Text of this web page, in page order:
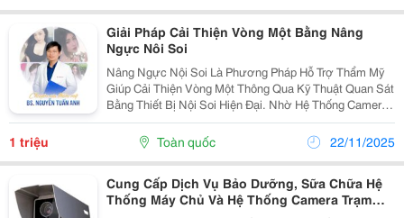
Giải Pháp Cải Thiện Vòng Một Bằng Nâng
Ngực Nôi Soi
Nâng Ngực Nội Soi Là Phương Pháp Hỗ Trợ Thẩm Mỹ
Giúp Cải Thiện Vòng Một Thông Qua Kỹ Thuật Quan Sát
Bằng Thiết Bị Nội Soi Hiện Đại. Nhờ Hệ Thống Camera
Phóng Đại, Bác Sĩ Có Thể Thao Tác Chính Xác, Hạn
Chế Xâm Lấn Và Giảm Tối Đa Cảm Giác Khó Chịu
1 triệu Toàn quốc 22/11/2025
Cung Cấp Dịch Vụ Bảo Dưỡng, Sữa Chữa Hệ
Thống Máy Chủ Và Hệ Thống Camera Trạm